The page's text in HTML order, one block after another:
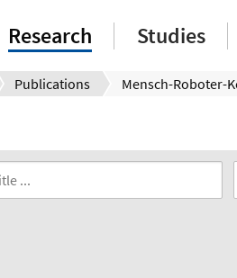
Research Studies
Publications